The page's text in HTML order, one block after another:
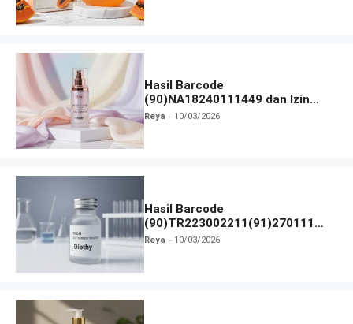
Hasil Barcode
(90)NA18240111449 dan Izin
BPOM
Reya 10/03/2026
Hasil Barcode
(90)TR223002211(91)270111
dan Izin BPOM
Reya 10/03/2026